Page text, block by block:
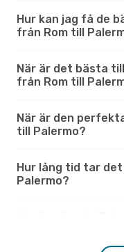
Hur kan jag få de
från Rom till
När är det bästa
från Rom till
När är den
till Palermo?
Hur lång tid tar
Palermo?